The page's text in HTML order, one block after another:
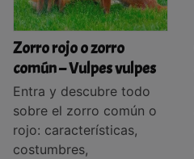
Zorro rojo o zorro
común – Vulpes vulpes
Entra y descubre todo
sobre el zorro común o
rojo: características,
costumbres,